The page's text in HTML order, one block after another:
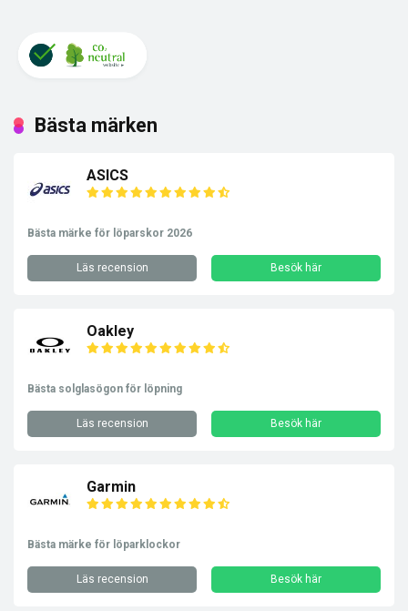
Bästa märken
ASICS
Bästa märke för löparskor 2026
Läs recension Besök här
Oakley
Bästa solglasögon för löpning
Läs recension Besök här
Garmin
Bästa märke för löparklockor
Läs recension Besök här